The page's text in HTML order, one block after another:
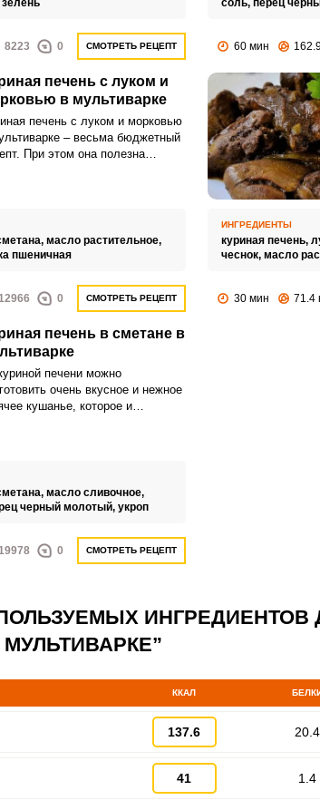
зелень
8223 0 СМОТРЕТЬ РЕЦЕПТ
соль, перец
60 мин
печень с луком и
в мультиварке
печень с луком и морковью
– весьма бюджетный
При этом она полезна
масло растительное,
пшеничная
0 СМОТРЕТЬ РЕЦЕПТ
ИНГРЕДИЕНТЫ
куриная печень,
чеснок, масло
30 мин 71.4
печень в сметане в
печени можно
очень вкусное и нежное
кушанье, которое и
масло сливочное,
черный молотый, укроп
0 СМОТРЕТЬ РЕЦЕПТ
ИНГРЕДИЕНТОВ
ККАЛ
137.6 20.4
41 1.4